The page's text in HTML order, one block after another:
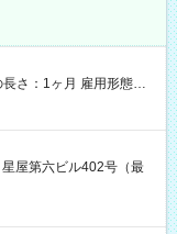
長さ：1ヶ月 雇用形態、
屋第六ビル402号（最